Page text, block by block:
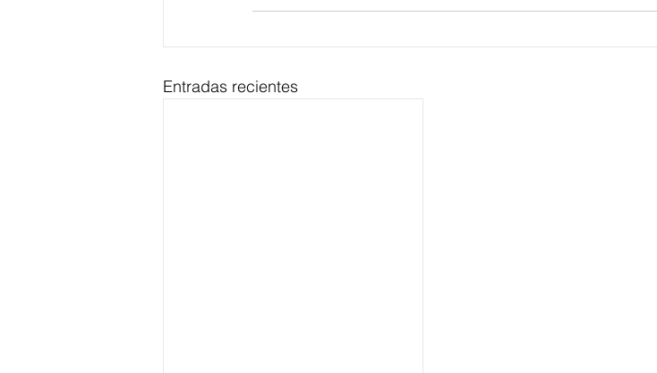
Entradas recientes